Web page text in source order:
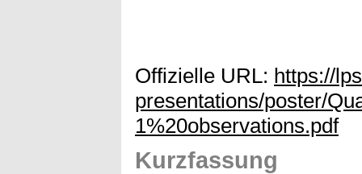
Offizielle URL: https://
presentations/poster/
1%20observations.pdf
Kurzfassung